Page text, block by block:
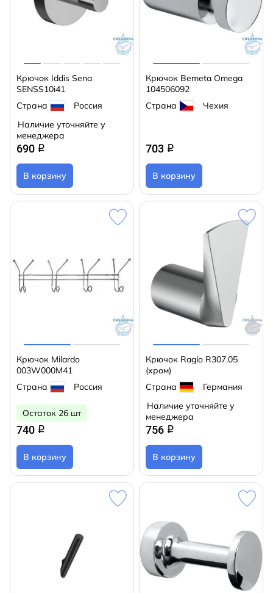
Крючок Iddis Sena
SENSS10i41
Страна
Россия
Наличие уточняйте у
менеджера
690 q
В корзину
Крючок Bemeta Omega
104506092
Страна
Чехия
703 q
В корзину
Крючок Milardo
003W000M41
Страна
Россия
Остаток 26 шт
740 q
В корзину
Крючок Raglo R307.05
(хром)
Страна
Германия
Наличие уточняйте у
менеджера
756 q
В корзину